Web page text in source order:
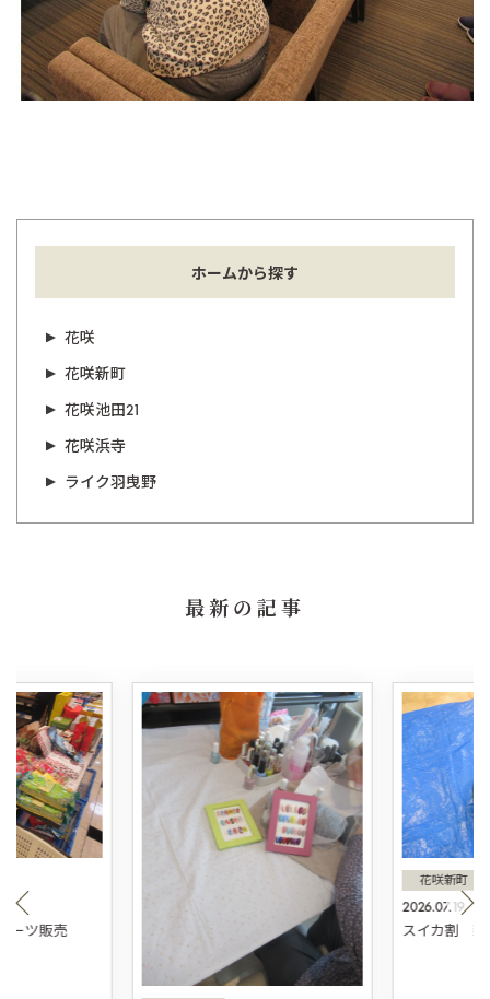
ホームから探す
花咲
花咲新町
花咲池田21
花咲浜寺
ライク羽曳野
最新の記事
ーツ販売
2026.07.19
花咲新町
スイカ割 新